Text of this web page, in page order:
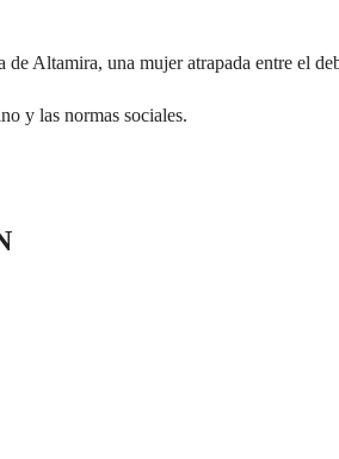
Altamira, una mujer atrapada entre el
y las normas sociales.